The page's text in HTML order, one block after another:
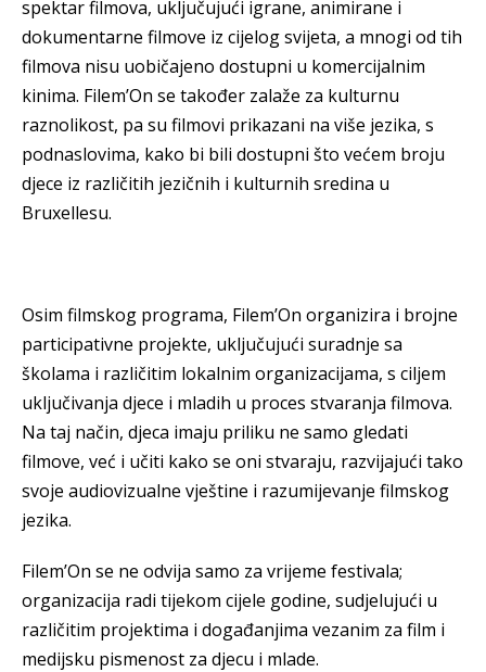
spektar filmova, uključujući igrane, animirane i
dokumentarne filmove iz cijelog svijeta, a mnogi od tih
filmova nisu uobičajeno dostupni u komercijalnim
kinima. Filem’On se također zalaže za kulturnu
raznolikost, pa su filmovi prikazani na više jezika, s
podnaslovima, kako bi bili dostupni što većem broju
djece iz različitih jezičnih i kulturnih sredina u
Bruxellesu.
Osim filmskog programa, Filem’On organizira i brojne
participativne projekte, uključujući suradnje sa
školama i različitim lokalnim organizacijama, s ciljem
uključivanja djece i mladih u proces stvaranja filmova.
Na taj način, djeca imaju priliku ne samo gledati
filmove, već i učiti kako se oni stvaraju, razvijajući tako
svoje audiovizualne vještine i razumijevanje filmskog
jezika.
Filem’On se ne odvija samo za vrijeme festivala;
organizacija radi tijekom cijele godine, sudjelujući u
različitim projektima i događanjima vezanim za film i
medijsku pismenost za djecu i mlade.